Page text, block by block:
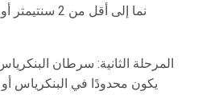
يكون محدودًا في البنكرياس